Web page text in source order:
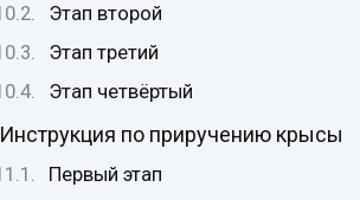
Этап второй
Этап третий
Этап четвёртый
Инструкция по приручению крысы
Первый этап